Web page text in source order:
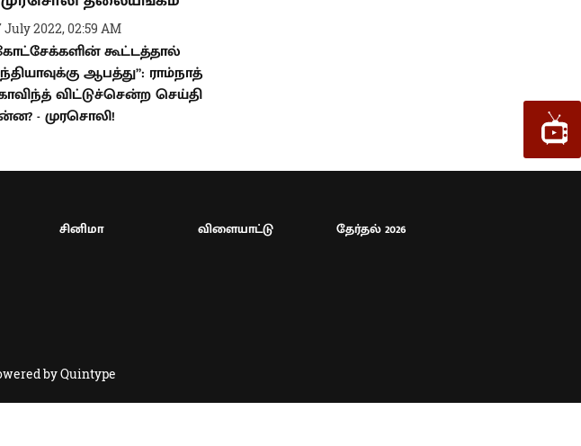
July 2022, 02:59 AM
கூட்டத்தால்
ஆபத்து”: ராம்நாத்
விட்டுச்சென்ற செய்தி
- முரசொலி!
சினிமா விளையாட்டு
தேர்தல் 2026
by Quintype